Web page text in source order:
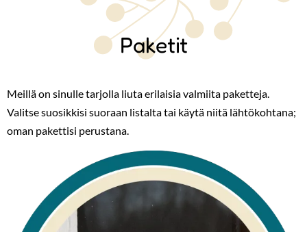
Paketit
Meillä on sinulle tarjolla liuta erilaisia valmiita paketteja.
Valitse suosikkisi suoraan listalta tai käytä niitä lähtökohtana;
oman pakettisi perustana.